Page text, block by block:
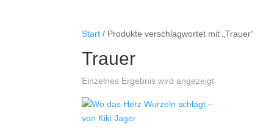
Start / Produkte verschlagwortet mit „Trauer“
Trauer
Einzelnes Ergebnis wird angezeigt